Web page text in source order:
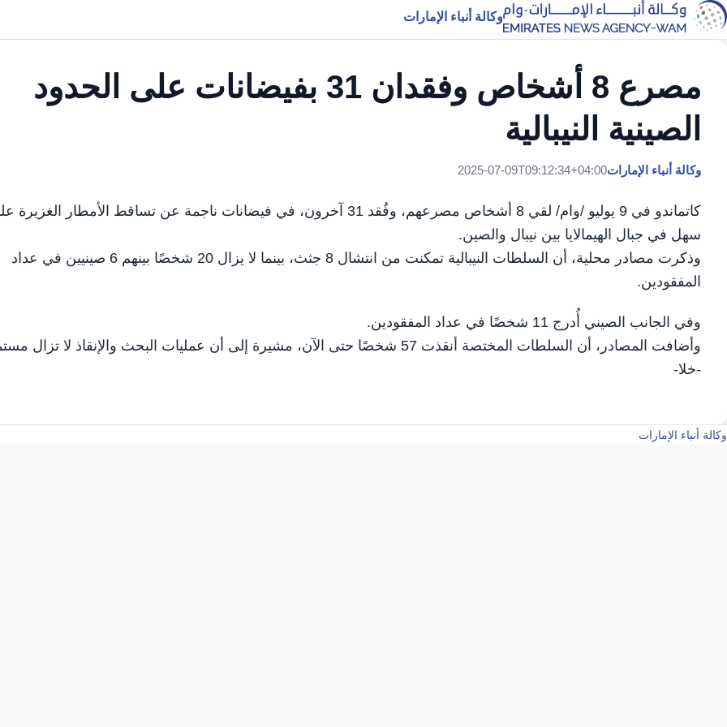
وكالة أنباء الإمارات
مصرع 8 أشخاص وفقدان 31 بفيضانات على الحدود
الصينية النيبالية
وكالة أنباء الإمارات2025-07-09T09:12:34+04:00
كاتماندو في 9 يوليو /وام/ لقي 8 أشخاص مصرعهم، وفُقد 31 آخرون، في فيضانات ناجمة عن تساقط الأمطار
سهل في جبال الهيمالايا بين نيبال والصين.
وذكرت مصادر محلية، أن السلطات النيبالية تمكنت من انتشال 8 جثث، بينما لا يزال 20 شخصًا بينهم 6 صينيين في عداد
المفقودين.
وفي الجانب الصيني أُدرج 11 شخصًا في عداد المفقودين.
وأضافت المصادر، أن السلطات المختصة أنقذت 57 شخصًا حتى الآن، مشيرة إلى أن عمليات البحث والإنقاذ لا تزال مستمرة.
-خلا-
وكالة أنباء الإمارات